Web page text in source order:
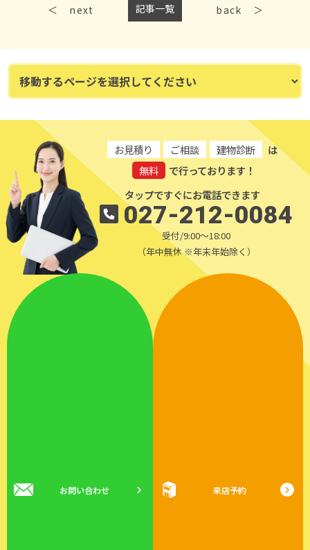
next 記事一覧 back
お見積り ご相談 建物診断
は
無料
で行っております！
タップですぐにお電話できます
027-212-0084
受付/9:00～18:00
（年中無休 ※年末年始除く）
お問い合わせ 来店予約